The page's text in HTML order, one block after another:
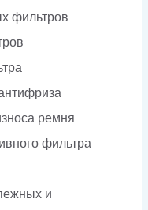
фильтров
ремня
фильтра
и